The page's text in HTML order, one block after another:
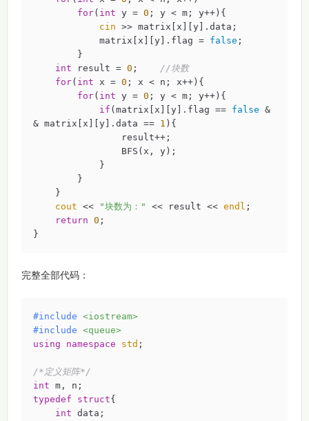
for( int y = 0 ; y < m; y++){
cin >> matrix[x][y].data;
matrix[x][y].flag = false ;
}
int result = 0 ; //块数
for( int x = 0 ; x < n; x++){
for( int y = 0 ; y < m; y++){
if (matrix[x][y].flag == false &
& matrix[x][y].data == 1 ){
result++;
BFS(x, y);
}
}
}
cout << "块数为：" << result << endl ;
return 0 ;
}
完整全部代码：
#include <iostream>
#include <queue>
using
namespace std ;
/*定义矩阵*/
int
typedef
struct{
int data;